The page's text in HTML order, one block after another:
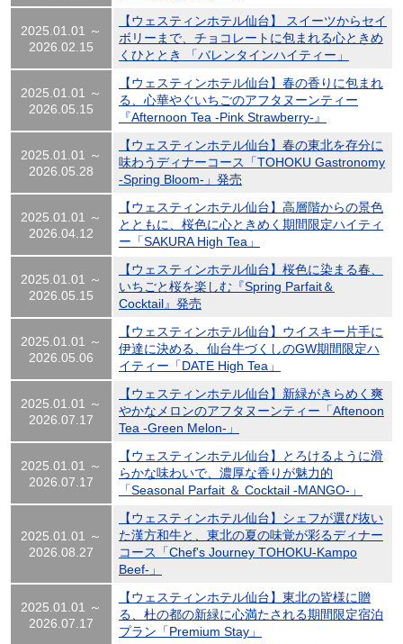
2025.01.01 ～
2026.02.15
【ウェスティンホテル仙台】 スイーツからセイ
ボリーまで、チョコレートに包まれる心ときめ
くひととき 「バレンタインハイティー」
2025.01.01 ～
2026.05.15
【ウェスティンホテル仙台】春の香りに包まれ
る、心華やぐいちごのアフタヌーンティー
『Afternoon Tea -Pink Strawberry-』
2025.01.01 ～
2026.05.28
【ウェスティンホテル仙台】春の東北を存分に
味わうディナーコース「TOHOKU Gastronomy
-Spring Bloom-」発売
2025.01.01 ～
2026.04.12
【ウェスティンホテル仙台】高層階からの景色
とともに、桜色に心ときめく期間限定ハイティ
ー「SAKURA High Tea」
2025.01.01 ～
2026.05.15
【ウェスティンホテル仙台】桜色に染まる春、
いちごと桜を楽しむ『Spring Parfait＆
Cocktail』発売
2025.01.01 ～
2026.05.06
【ウェスティンホテル仙台】ウイスキー片手に
伊達に決める、仙台牛づくしのGW期間限定ハ
イティー「DATE High Tea」
2025.01.01 ～
2026.07.17
【ウェスティンホテル仙台】新緑がきらめく爽
やかなメロンのアフタヌーンティー「Aftenoon
Tea -Green Melon-」
2025.01.01 ～
2026.07.17
【ウェスティンホテル仙台】とろけるように滑
らかな味わいで、濃厚な香りが魅力的
「Seasonal Parfait ＆ Cocktail -MANGO-」
2025.01.01 ～
2026.08.27
【ウェスティンホテル仙台】シェフが選び抜い
た漢方和牛と、東北の夏の味覚が彩るディナー
コース「Chef's Journey TOHOKU-Kampo
Beef-」
2025.01.01 ～
2026.07.17
【ウェスティンホテル仙台】東北の皆様に贈
る、杜の都の新緑に心満たされる期間限定宿泊
プラン「Premium Stay」